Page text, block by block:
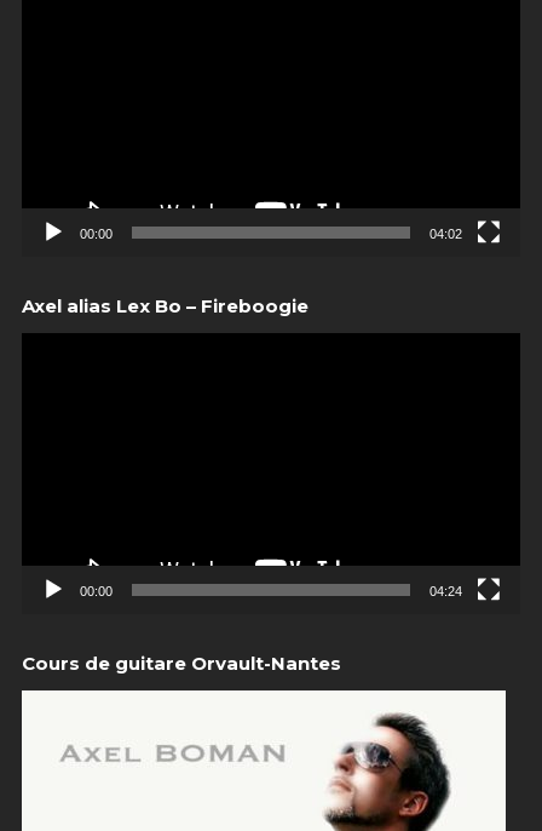
00:00 04:02
Axel alias Lex Bo – Fireboogie
00:00 04:24
Cours de guitare Orvault-Nantes